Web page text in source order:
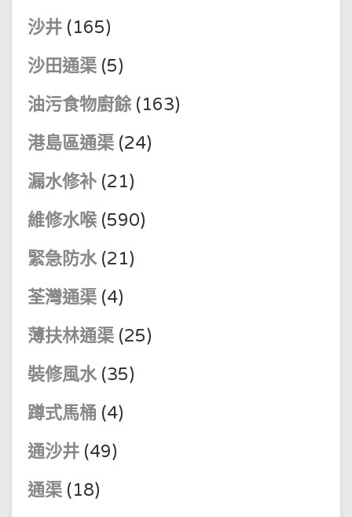
沙井 (165)
沙田通渠 (5)
油污食物廚餘(163)
港島區通渠 (24)
漏水修补 (21)
維修水喉 (590)
緊急防水(21)
荃灣通渠 (4)
薄扶林通渠 (25)
裝修風水(35)
蹲式馬桶 (4)
通沙井 (49)
通渠 (18)